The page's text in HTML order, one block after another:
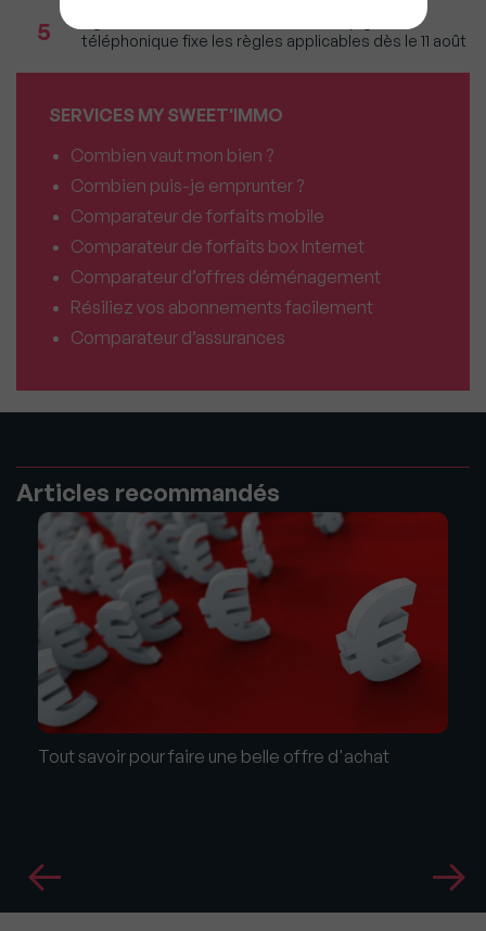
5
téléphonique fixe les règles applicables dès le 11 août
SERVICES MY SWEET'IMMO
Combien vaut mon bien ?
Combien puis-je emprunter ?
Comparateur de forfaits mobile
Comparateur de forfaits box Internet
Comparateur d’offres déménagement
Résiliez vos abonnements facilement
Comparateur d’assurances
Articles recommandés
Tout savoir pour faire une belle offre d'achat